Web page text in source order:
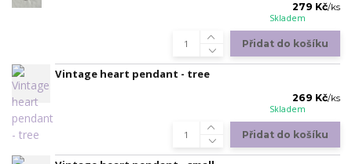
279 Kč/ks
Skladem
Přidat do košíku
Vintage heart pendant - tree
269 Kč/ks
Skladem
Přidat do košíku